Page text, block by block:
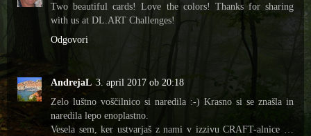
Two beautiful cards! Love the colors! Thanks for sharing
with us at DL.ART Challenges!
Odgovori
AndrejaL 3. april 2017 ob 20:18
Zelo luštno voščilnico si naredila :-) Krasno si se znašla in
naredila lepo enoplastno.
Vesela sem, ker ustvarjaš z nami v izzivu CRAFT-alnice …